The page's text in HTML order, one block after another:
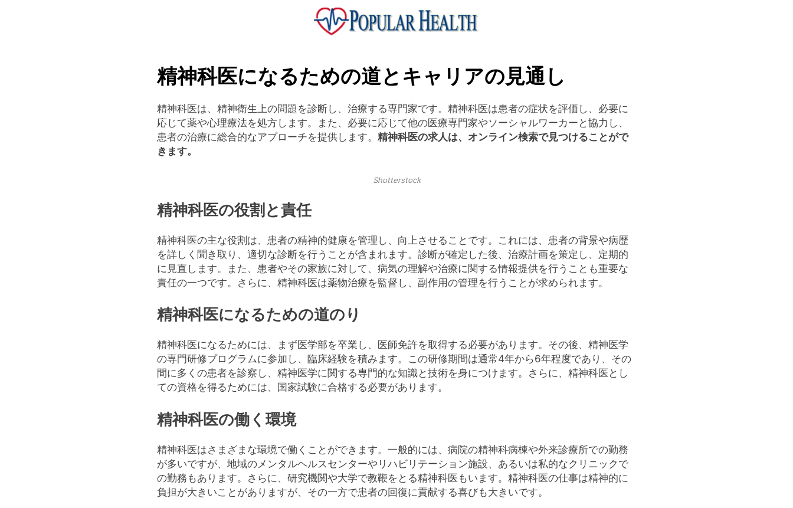
精神科医になるための道とキャリアの見通し
精神科医は、精神衛生上の問題を診断し、治療する専門家です。精神科医は患者の症状を評価し、必要に
応じて薬や心理療法を処方します。また、必要に応じて他の医療専門家やソーシャルワーカーと協力し、
患者の治療に総合的なアプローチを提供します。精神科医の求人は、オンライン検索で見つけることがで
きます。
Shutterstock
精神科医の役割と責任
精神科医の主な役割は、患者の精神的健康を管理し、向上させることです。これには、患者の背景や病歴
を詳しく聞き取り、適切な診断を行うことが含まれます。診断が確定した後、治療計画を策定し、定期的
に見直します。また、患者やその家族に対して、病気の理解や治療に関する情報提供を行うことも重要な
責任の一つです。さらに、精神科医は薬物治療を監督し、副作用の管理を行うことが求められます。
精神科医になるための道のり
精神科医になるためには、まず医学部を卒業し、医師免許を取得する必要があります。その後、精神医学
の専門研修プログラムに参加し、臨床経験を積みます。この研修期間は通常4年から6年程度であり、その
間に多くの患者を診察し、精神医学に関する専門的な知識と技術を身につけます。さらに、精神科医とし
ての資格を得るためには、国家試験に合格する必要があります。
精神科医の働く環境
精神科医はさまざまな環境で働くことができます。一般的には、病院の精神科病棟や外来診療所での勤務
が多いですが、地域のメンタルヘルスセンターやリハビリテーション施設、あるいは私的なクリニックで
の勤務もあります。さらに、研究機関や大学で教鞭をとる精神科医もいます。精神科医の仕事は精神的に
負担が大きいことがありますが、その一方で患者の回復に貢献する喜びも大きいです。